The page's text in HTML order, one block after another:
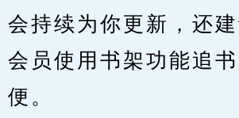
会持续为你更新，还
会员使用书架功能追
便。